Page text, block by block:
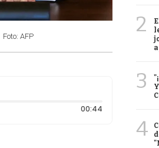
Foto: AFP
00:44Duración: 44
2
3
4